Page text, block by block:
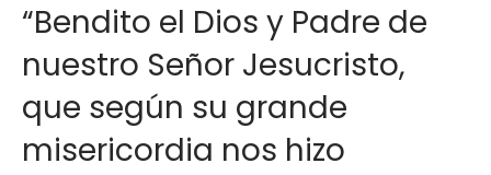
“Bendito el Dios y Padre de
nuestro Señor Jesucristo,
que según su grande
misericordia nos hizo